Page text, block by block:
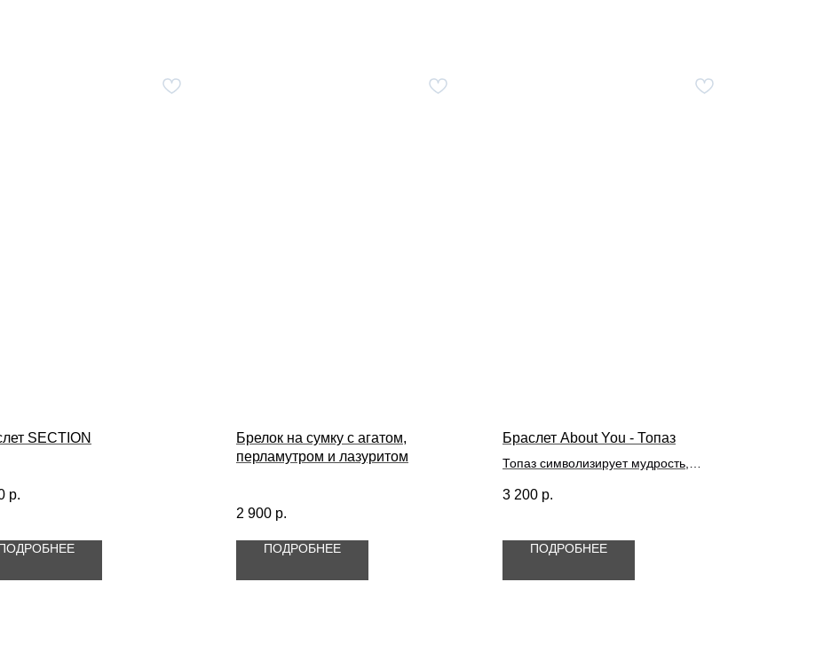
SECTION
р.
Брелок на сумку с агатом,
перламутром и лазуритом
2 900 р.
ПОДРОБНЕЕ
Браслет About You - Топаз
Топаз символизирует мудрость,
камень усиливает интуицию и
привлекает процветание и
стимулирует достижение успеха. Топаз
3 200 р.
ПОДРОБНЕЕ